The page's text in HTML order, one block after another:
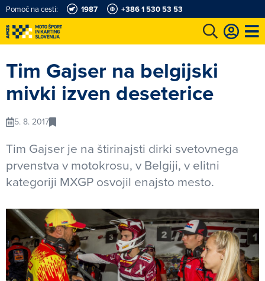
Pomoč na cesti: 1987 +386 1 530 53 53
Tim Gajser na belgijski
mivki izven deseterice
5. 8. 2017
Tim Gajser je na štirinajsti dirki svetovnega
prvenstva v motokrosu, v Belgiji, v elitni
kategoriji MXGP osvojil enajsto mesto.